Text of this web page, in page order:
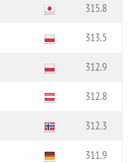
315.8
313.5
312.9
312.8
312.3
311.9